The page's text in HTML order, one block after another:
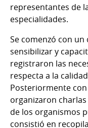
representantes de
especialidades.
Se comenzó con
sensibilizar y
registraron las
respecta a la
Posteriormente con
organizaron
de los organismos
consistió en